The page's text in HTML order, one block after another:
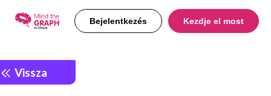
Bejelentkezés Kezdje el most
Vissza